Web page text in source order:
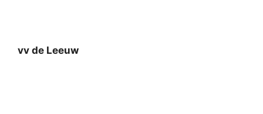
vv de Leeuw